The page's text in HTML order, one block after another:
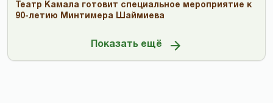
Театр Камала готовит специальное мероприятие к
90-летию Минтимера Шаймиева
Показать ещё